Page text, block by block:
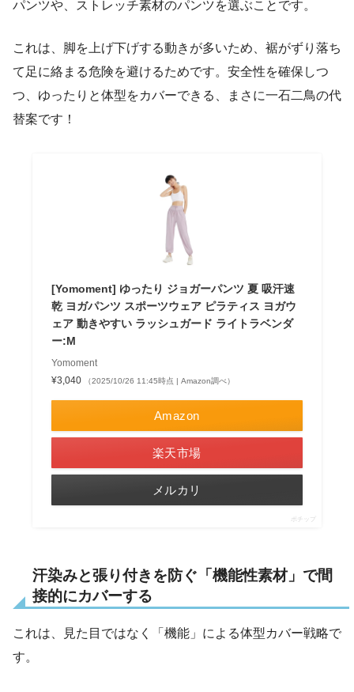
パンツや、ストレッチ素材のパンツを選ぶことです。
これは、脚を上げ下げする動きが多いため、裾がずり落ち
て足に絡まる危険を避けるためです。安全性を確保しつ
つ、ゆったりと体型をカバーできる、まさに一石二鳥の代
替案です！
[Yomoment] ゆったり ジョガーパンツ 夏 吸汗速
乾 ヨガパンツ スポーツウェア ピラティス ヨガウ
ェア 動きやすい ラッシュガード ライトラベンダ
ー:M
Yomoment
¥3,040
（2025/10/26 11:45時点 | Amazon調べ）
Amazon
楽天市場
メルカリ
ポチップ
汗染みと張り付きを防ぐ「機能性素材」で間
接的にカバーする
これは、見た目ではなく「機能」による体型カバー戦略で
す。